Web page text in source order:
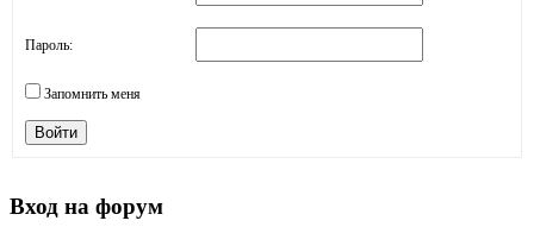
Пароль:
Запомнить меня
Войти
Вход на форум